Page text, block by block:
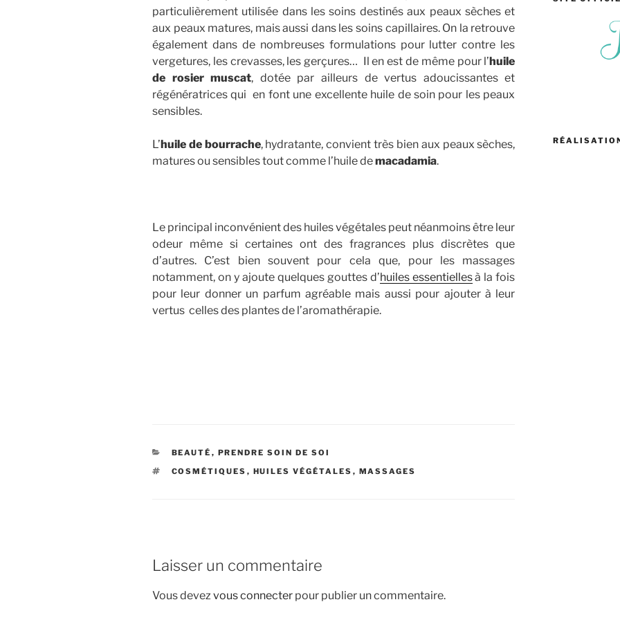
particulièrement utilisée dans les soins destinés aux peaux sèches et
aux peaux matures, mais aussi dans les soins capillaires. On la retrouve
également dans de nombreuses formulations pour lutter contre les
vergetures, les crevasses, les gerçures… Il en est de même pour l’huile
de rosier muscat, dotée par ailleurs de vertus adoucissantes et
régénératrices qui en font une excellente huile de soin pour les peaux
sensibles.
L’huile de bourrache, hydratante, convient très bien aux peaux sèches,
matures ou sensibles tout comme l’huile demacadamia.
Le principal inconvénient des huiles végétales peut néanmoins être leur
odeur même si certaines ont des fragrances plus discrètes que
d’autres. C’est bien souvent pour cela que, pour les massages
notamment, on y ajoute quelques gouttes d’huiles essentiellesà la fois
pour leur donner un parfum agréable mais aussi pour ajouter à leur
vertus celles des plantes de l’aromathérapie.
CATÉGORIES
BEAUTÉ , PRENDRE SOIN DE SOI
ÉTIQUETTES
COSMÉTIQUES , HUILES VÉGÉTALES , MASSAGES
Laisser un commentaire
Vous devez vous connecter pour publier un commentaire.